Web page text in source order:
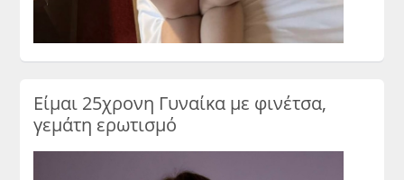
Είμαι 25χρονη Γυναίκα με φινέτσα,
γεμάτη ερωτισμό